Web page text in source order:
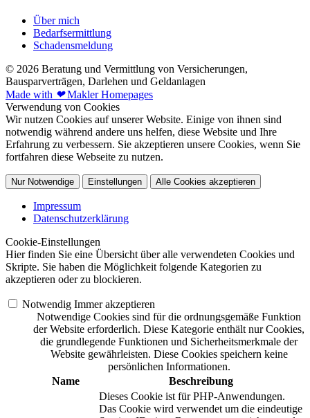
Über mich
Bedarfsermittlung
Schadensmeldung
© 2026 Beratung und Vermittlung von Versicherungen,
Bausparverträgen, Darlehen und Geldanlagen
Made with ❤Makler Homepages
Verwendung von Cookies
Wir nutzen Cookies auf unserer Website. Einige von ihnen sind
notwendig während andere uns helfen, diese Website und Ihre
Erfahrung zu verbessern. Sie akzeptieren unsere Cookies, wenn Sie
fortfahren diese Webseite zu nutzen.
Nur Notwendige Einstellungen Alle Cookies akzeptieren
Impressum
Datenschutzerklärung
Cookie-Einstellungen
Hier finden Sie eine Übersicht über alle verwendeten Cookies und
Skripte. Sie haben die Möglichkeit folgende Kategorien zu
akzeptieren oder zu blockieren.
Notwendig Immer akzeptieren
Notwendige Cookies sind für die ordnungsgemäße Funktion
der Website erforderlich. Diese Kategorie enthält nur Cookies,
die grundlegende Funktionen und Sicherheitsmerkmale der
Website gewährleisten. Diese Cookies speichern keine
persönlichen Informationen.
Name
Beschreibung
Dieses Cookie ist für PHP-Anwendungen.
Das Cookie wird verwendet um die eindeutige